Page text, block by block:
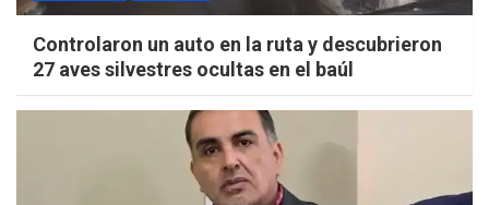
Controlaron un auto en la ruta y descubrieron
27 aves silvestres ocultas en el baúl